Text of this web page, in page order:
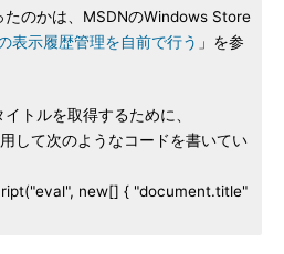
のかは、MSDNのWindows Store
表示履歴管理を自前で行う 」を参
トルを取得するために、
して次のようなコードを書いてい
new[] { "document.title"